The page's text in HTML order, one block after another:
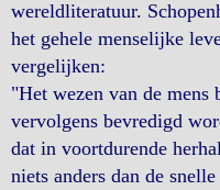
wereldliteratuur.
het gehele menselijke
vergelijken:
"Het wezen van de
vervolgens bevredigd
dat in voortdurende
niets anders dan de